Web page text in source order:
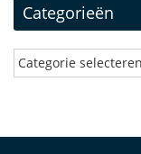
Categorieën
Categorieën